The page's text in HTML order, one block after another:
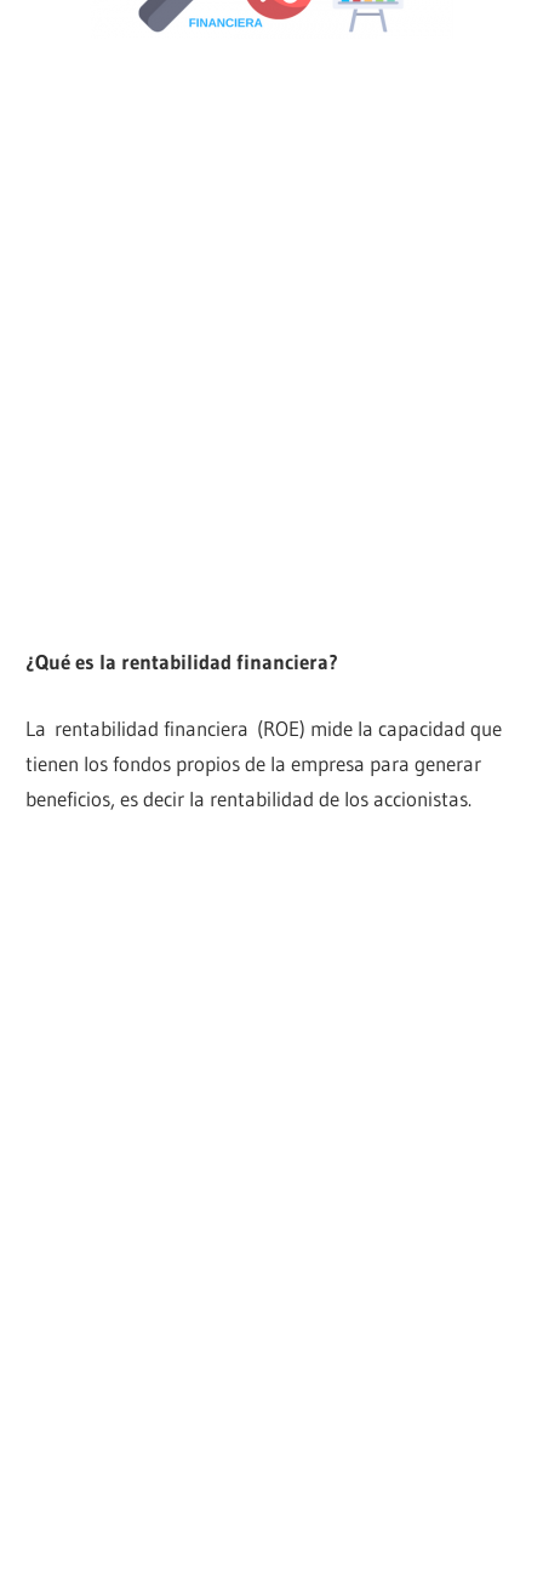
¿Qué es la rentabilidad financiera?
La rentabilidad financiera (ROE) mide la capacidad que
tienen los fondos propios de la empresa para generar
beneficios, es decir la rentabilidad de los accionistas.